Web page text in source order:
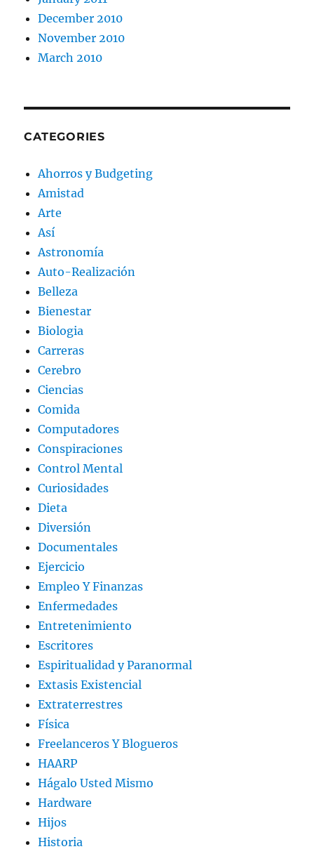
December 2010
November 2010
March 2010
CATEGORIES
Ahorros y Budgeting
Amistad
Arte
Así
Astronomía
Auto-Realización
Belleza
Bienestar
Biologia
Carreras
Cerebro
Ciencias
Comida
Computadores
Conspiraciones
Control Mental
Curiosidades
Dieta
Diversión
Documentales
Ejercicio
Empleo Y Finanzas
Enfermedades
Entretenimiento
Escritores
Espiritualidad y Paranormal
Extasis Existencial
Extraterrestres
Física
Freelanceros Y Blogueros
HAARP
Hágalo Usted Mismo
Hardware
Hijos
Historia